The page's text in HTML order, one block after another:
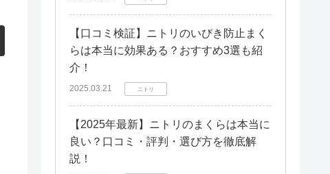
【口コミ検証】ニトリのいびき防止まく
らは本当に効果ある？おすすめ3選も紹
介！
2025.03.21 ニトリ
【2025年最新】ニトリのまくらは本当に
良い？口コミ・評判・選び方を徹底解
説！